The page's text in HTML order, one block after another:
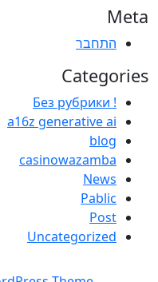
Meta
התחבר
Categories
! Без рубрики
a16z generative ai
blog
casinowazamba
News
Pablic
Post
Uncategorized